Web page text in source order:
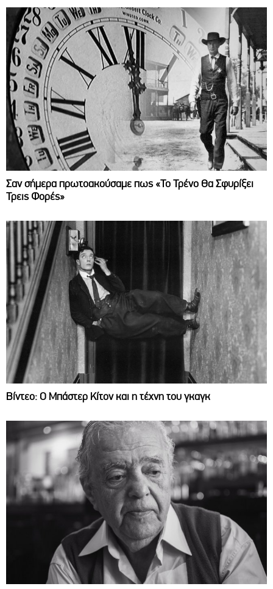
Σαν σήμερα πρωτοακούσαμε πως «Το Τρένο Θα Σφυρίξει
Τρεις Φορές»
Βίντεο: Ο Μπάστερ Κίτον και η τέχνη του γκαγκ